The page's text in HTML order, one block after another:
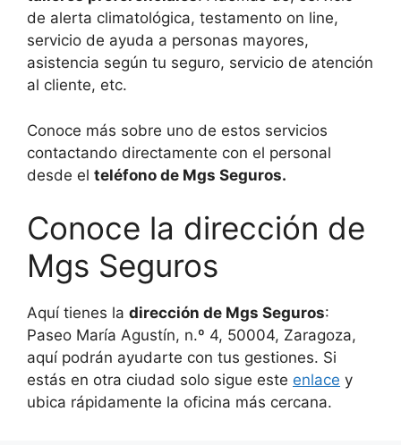
de alerta climatológica, testamento on line,
servicio de ayuda a personas mayores,
asistencia según tu seguro, servicio de atención
al cliente, etc.
Conoce más sobre uno de estos servicios
contactando directamente con el personal
desde el teléfono de Mgs Seguros.
Conoce la dirección de
Mgs Seguros
Aquí tienes la dirección de Mgs Seguros:
Paseo María Agustín, n.º 4, 50004, Zaragoza,
aquí podrán ayudarte con tus gestiones. Si
estás en otra ciudad solo sigue este enlace y
ubica rápidamente la oficina más cercana.